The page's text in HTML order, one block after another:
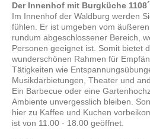
Der Innenhof mit Burgküche 1108´
Im Innenhof der Waldburg werden
fühlen. Er ist umgeben vom
rundum abgeschlossener Bereich,
Personen geeignet ist. Somit bietet
wunderschönen Rahmen für
Tätigkeiten wie
Musikdarbietungen, Theater und
Ein Barbecue oder eine
Ambiente unvergesslich bleiben.
hier zu Kaffee und Kuchen
ist von 11.00 - 18.00 geöffnet.